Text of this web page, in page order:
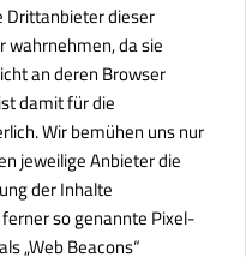
Drittanbieter dieser
wahrnehmen, da sie
an deren Browser
damit für die
Wir bemühen uns nur
jeweilige Anbieter die
der Inhalte
so genannte Pixel-
„Web Beacons“